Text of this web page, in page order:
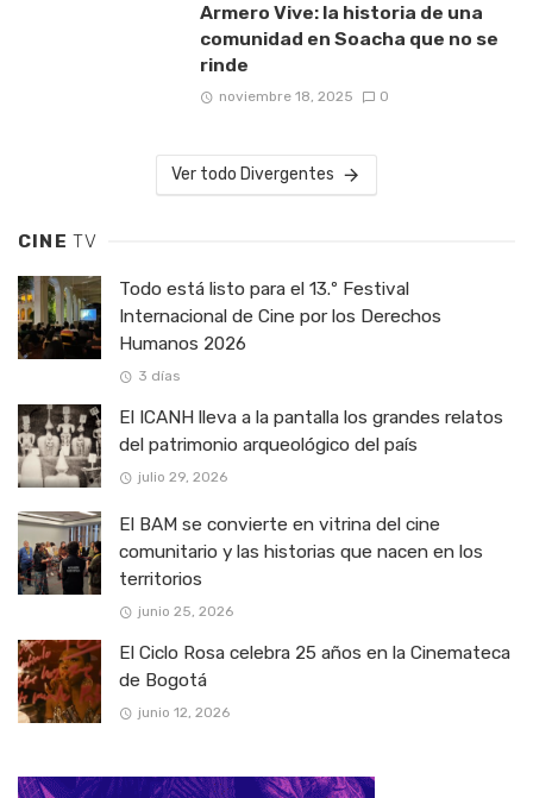
Armero Vive: la historia de una
comunidad en Soacha que no se
rinde
noviembre 18, 2025 0
Ver todo Divergentes
CINETV
Todo está listo para el 13.º Festival
Internacional de Cine por los Derechos
Humanos 2026
3 días
El ICANH lleva a la pantalla los grandes relatos
del patrimonio arqueológico del país
julio 29, 2026
El BAM se convierte en vitrina del cine
comunitario y las historias que nacen en los
territorios
junio 25, 2026
El Ciclo Rosa celebra 25 años en la Cinemateca
de Bogotá
junio 12, 2026